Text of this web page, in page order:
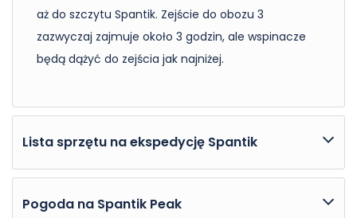
aż do szczytu Spantik. Zejście do obozu 3
zazwyczaj zajmuje około 3 godzin, ale wspinacze
będą dążyć do zejścia jak najniżej.
Lista sprzętu na ekspedycję Spantik
Lista sprzętu na ekspedycję Spantik
Torby:
Pogoda na Spantik Peak